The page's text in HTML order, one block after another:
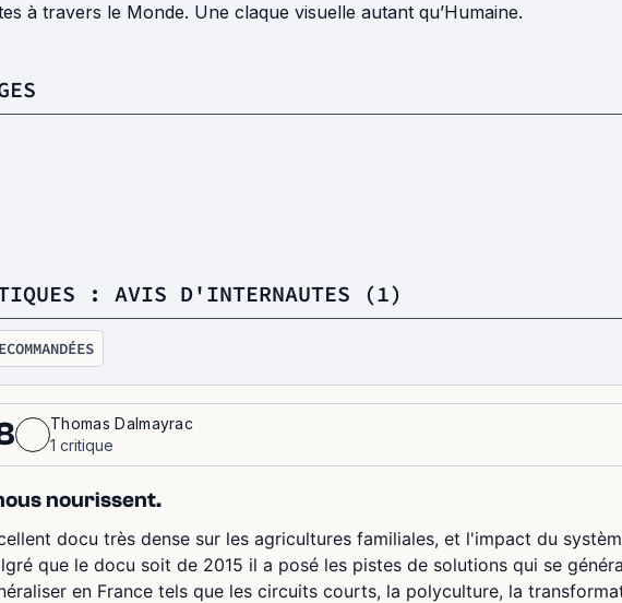
à travers le Monde. Une claque visuelle autant qu’Humaine.
: AVIS D'INTERNAUTES (1)
Thomas Dalmayrac
1 critique
nourissent.
docu très dense sur les agricultures familiales, et l'impact du
que le docu soit de 2015 il a posé les pistes de solutions qui se
en France tels que les circuits courts, la polyculture, la